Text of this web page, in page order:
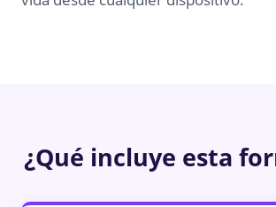
¿Qué incluye esta